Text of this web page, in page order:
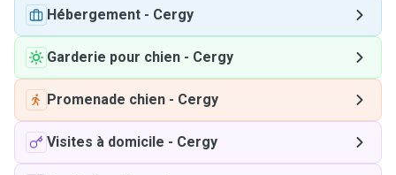
Hébergement - Cergy
Garderie pour chien - Cergy
Promenade chien - Cergy
Visites à domicile - Cergy